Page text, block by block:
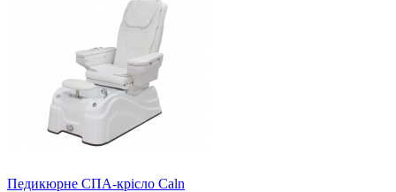
Педикюрне СПА-крісло Caln